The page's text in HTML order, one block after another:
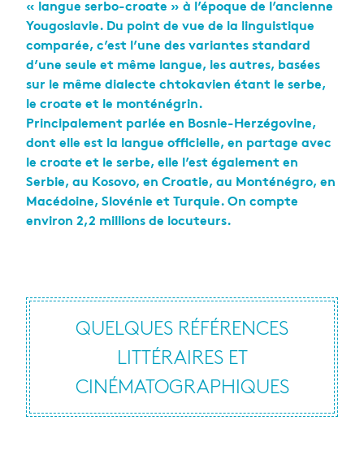
« langue serbo-croate » à l’époque de l’ancienne
Yougoslavie. Du point de vue de la linguistique
comparée, c’est l’une des variantes standard
d’une seule et même langue, les autres, basées
sur le même dialecte chtokavien étant le serbe,
le croate et le monténégrin.
Principalement parlée en Bosnie-Herzégovine,
dont elle est la langue officielle, en partage avec
le croate et le serbe, elle l’est également en
Serbie, au Kosovo, en Croatie, au Monténégro, en
Macédoine, Slovénie et Turquie. On compte
environ 2,2 millions de locuteurs.
QUELQUES RÉFÉRENCES
LITTÉRAIRES ET
CINÉMATOGRAPHIQUES